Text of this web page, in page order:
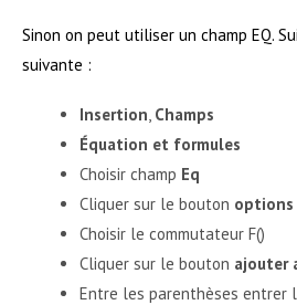
Sinon on peut utiliser un champ EQ.
suivante :
Insertion, Champs
Équation et formules
Choisir champ Eq
Cliquer sur le bouton options
Choisir le commutateur F()
Cliquer sur le bouton ajouter
Entre les parenthèses entrer